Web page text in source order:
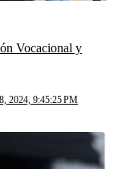
Vocacional y
2024, 9:45:25 PM